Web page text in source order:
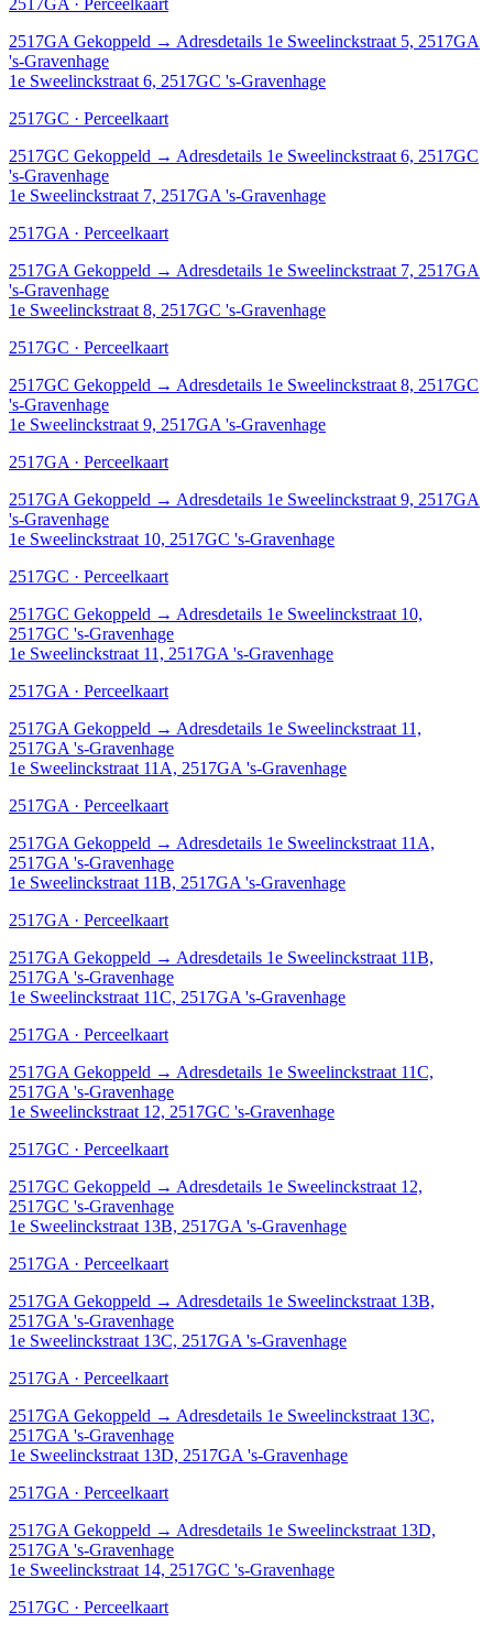
2517GA Gekoppeld → Adresdetails 1e Sweelinckstraat 5, 2517GA
's-Gravenhage
1e Sweelinckstraat 6, 2517GC 's-Gravenhage
2517GC · Perceelkaart
2517GC Gekoppeld → Adresdetails 1e Sweelinckstraat 6, 2517GC
's-Gravenhage
1e Sweelinckstraat 7, 2517GA 's-Gravenhage
2517GA · Perceelkaart
2517GA Gekoppeld → Adresdetails 1e Sweelinckstraat 7, 2517GA
's-Gravenhage
1e Sweelinckstraat 8, 2517GC 's-Gravenhage
2517GC · Perceelkaart
2517GC Gekoppeld → Adresdetails 1e Sweelinckstraat 8, 2517GC
's-Gravenhage
1e Sweelinckstraat 9, 2517GA 's-Gravenhage
2517GA · Perceelkaart
2517GA Gekoppeld → Adresdetails 1e Sweelinckstraat 9, 2517GA
's-Gravenhage
1e Sweelinckstraat 10, 2517GC 's-Gravenhage
2517GC · Perceelkaart
2517GC Gekoppeld → Adresdetails 1e Sweelinckstraat 10,
2517GC 's-Gravenhage
1e Sweelinckstraat 11, 2517GA 's-Gravenhage
2517GA · Perceelkaart
2517GA Gekoppeld → Adresdetails 1e Sweelinckstraat 11,
2517GA 's-Gravenhage
1e Sweelinckstraat 11A, 2517GA 's-Gravenhage
2517GA · Perceelkaart
2517GA Gekoppeld → Adresdetails 1e Sweelinckstraat 11A,
2517GA 's-Gravenhage
1e Sweelinckstraat 11B, 2517GA 's-Gravenhage
2517GA · Perceelkaart
2517GA Gekoppeld → Adresdetails 1e Sweelinckstraat 11B,
2517GA 's-Gravenhage
1e Sweelinckstraat 11C, 2517GA 's-Gravenhage
2517GA · Perceelkaart
2517GA Gekoppeld → Adresdetails 1e Sweelinckstraat 11C,
2517GA 's-Gravenhage
1e Sweelinckstraat 12, 2517GC 's-Gravenhage
2517GC · Perceelkaart
2517GC Gekoppeld → Adresdetails 1e Sweelinckstraat 12,
2517GC 's-Gravenhage
1e Sweelinckstraat 13B, 2517GA 's-Gravenhage
2517GA · Perceelkaart
2517GA Gekoppeld → Adresdetails 1e Sweelinckstraat 13B,
2517GA 's-Gravenhage
1e Sweelinckstraat 13C, 2517GA 's-Gravenhage
2517GA · Perceelkaart
2517GA Gekoppeld → Adresdetails 1e Sweelinckstraat 13C,
2517GA 's-Gravenhage
1e Sweelinckstraat 13D, 2517GA 's-Gravenhage
2517GA · Perceelkaart
2517GA Gekoppeld → Adresdetails 1e Sweelinckstraat 13D,
2517GA 's-Gravenhage
1e Sweelinckstraat 14, 2517GC 's-Gravenhage
2517GC · Perceelkaart